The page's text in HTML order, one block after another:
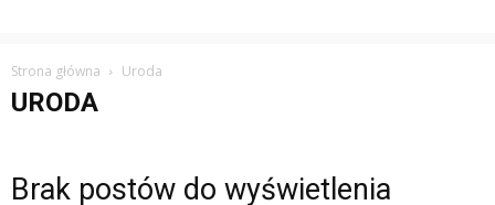
Strona główna Uroda
URODA
Brak postów do wyświetlenia